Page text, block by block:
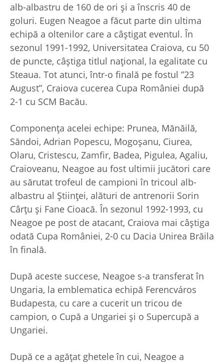
alb-albastru de 160 de ori și a înscris 40 de
goluri. Eugen Neagoe a făcut parte din ultima
echipă a oltenilor care a câștigat eventul. În
sezonul 1991-1992, Universitatea Craiova, cu 50
de puncte, câștiga titlul național, la egalitate cu
Steaua. Tot atunci, într-o finală pe fostul ”23
August”, Craiova cucerea Cupa României după
2-1 cu SCM Bacău.
Componența acelei echipe: Prunea, Mănăilă,
Săndoi, Adrian Popescu, Mogoșanu, Ciurea,
Olaru, Cristescu, Zamfir, Badea, Pigulea, Agaliu,
Craioveanu, Neagoe au fost ultimii jucători care
au sărutat trofeul de campioni în tricoul alb-
albastru al Științei, alături de antrenorii Sorin
Cârțu și Fane Cioacă. În sezonul 1992-1993, cu
Neagoe pe post de atacant, Craiova mai câștiga
odată Cupa României, 2-0 cu Dacia Unirea Brăila
în finală.
După aceste succese, Neagoe s-a transferat în
Ungaria, la emblematica echipă Ferencváros
Budapesta, cu care a cucerit un tricou de
campion, o Cupă a Ungariei și o Supercupă a
Ungariei.
După ce a agățat ghetele în cui, Neagoe a